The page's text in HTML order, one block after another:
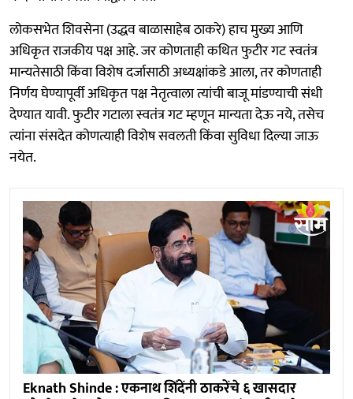
लोकसभेत शिवसेना (उद्धव बाळासाहेब ठाकरे) हाच मुख्य आणि
अधिकृत राजकीय पक्ष आहे. जर कोणताही कथित फुटीर गट स्वतंत्र
मान्यतेसाठी किंवा विशेष दर्जासाठी अध्यक्षांकडे आला, तर कोणताही
निर्णय घेण्यापूर्वी अधिकृत पक्ष नेतृत्वाला त्यांची बाजू मांडण्याची संधी
देण्यात यावी. फुटीर गटाला स्वतंत्र गट म्हणून मान्यता देऊ नये, तसेच
त्यांना संसदेत कोणत्याही विशेष सवलती किंवा सुविधा दिल्या जाऊ
नयेत.
Eknath Shinde : एकनाथ शिंदेंनी ठाकरेंचे ६ खासदार